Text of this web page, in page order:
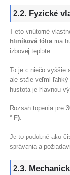
2.2. Fyzické
Tieto vnútorné
hliníková fóliamá
izbovej teplote.
To je o niečo vyššie
ale stále veľmi ľahký
hustota je hlavnou
Rozsah topenia pre
° F).
Je to podobné ako
správania a
2.3.